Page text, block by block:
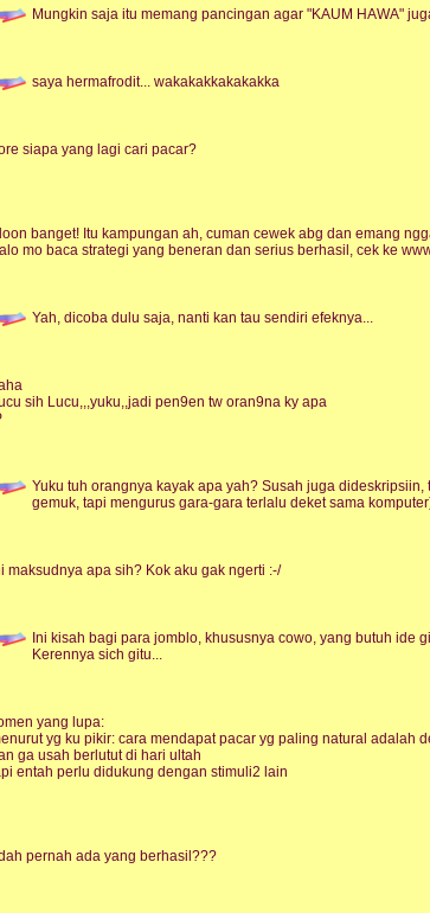
Mungkin saja itu memang pancingan agar "KAUM HAWA"
saya hermafrodit... wakakakkakakakka
siapa yang lagi cari pacar?
banget! Itu kampungan ah, cuman cewek abg dan emang
mo baca strategi yang beneran dan serius berhasil, cek ke
Yah, dicoba dulu saja, nanti kan tau sendiri efeknya...
sih Lucu,,,yuku,,jadi pen9en tw oran9na ky apa
Yuku tuh orangnya kayak apa yah? Susah juga
gemuk, tapi mengurus gara-gara terlalu deket sama
maksudnya apa sih? Kok aku gak ngerti :-/
Ini kisah bagi para jomblo, khususnya cowo, yang butuh ide
Kerennya sich gitu...
yang lupa:
yg ku pikir: cara mendapat pacar yg paling natural adalah
ga usah berlutut di hari ultah
entah perlu didukung dengan stimuli2 lain
pernah ada yang berhasil???